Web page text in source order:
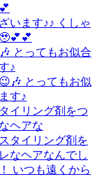
とってもお似合
♪
イリング剤をつ
ヘアな